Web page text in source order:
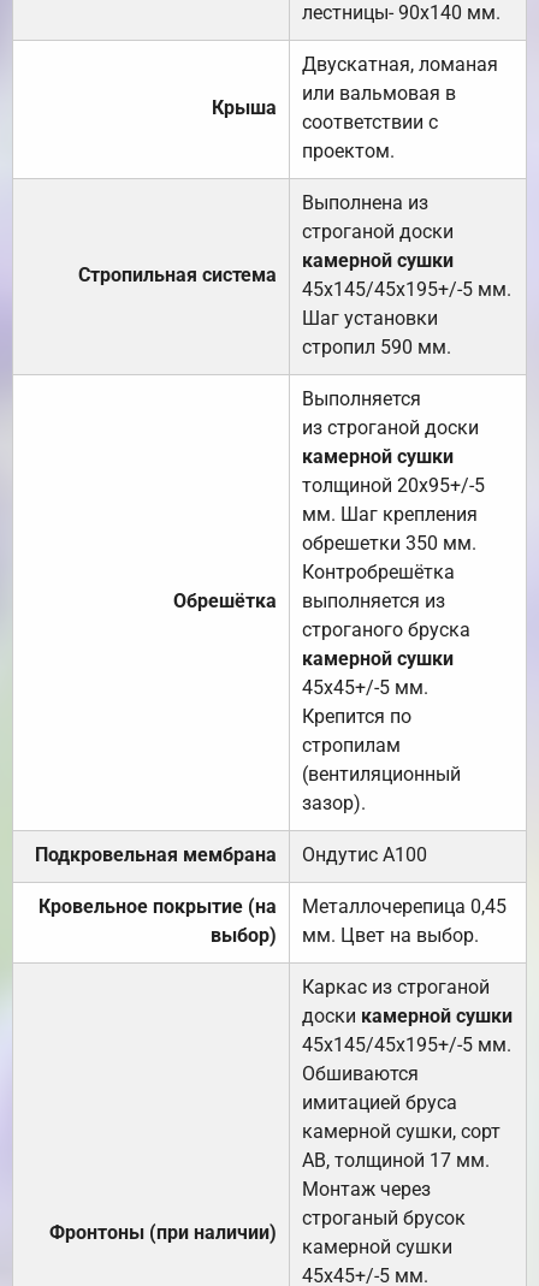
лестницы- 90х140 мм.
Крыша
Двускатная, ломаная
или вальмовая в
соответствии с
проектом.
Стропильная система
Выполнена из
строганой доски
камерной сушки
45х145/45х195+/-5 мм.
Шаг установки
стропил 590 мм.
Обрешётка
Выполняется
из строганой доски
камерной сушки
толщиной 20х95+/-5
мм. Шаг крепления
обрешетки 350 мм.
Контробрешётка
выполняется из
строганого бруска
камерной сушки
45х45+/-5 мм.
Крепится по
стропилам
(вентиляционный
зазор).
Подкровельная мембрана Ондутис А100
Кровельное покрытие (на
выбор)
Металлочерепица 0,45
мм. Цвет на выбор.
Фронтоны (при наличии)
Каркас из строганой
доски камерной сушки
45х145/45х195+/-5 мм.
Обшиваются
имитацией бруса
камерной сушки, сорт
АВ, толщиной 17 мм.
Монтаж через
строганый брусок
камерной сушки
45х45+/-5 мм.